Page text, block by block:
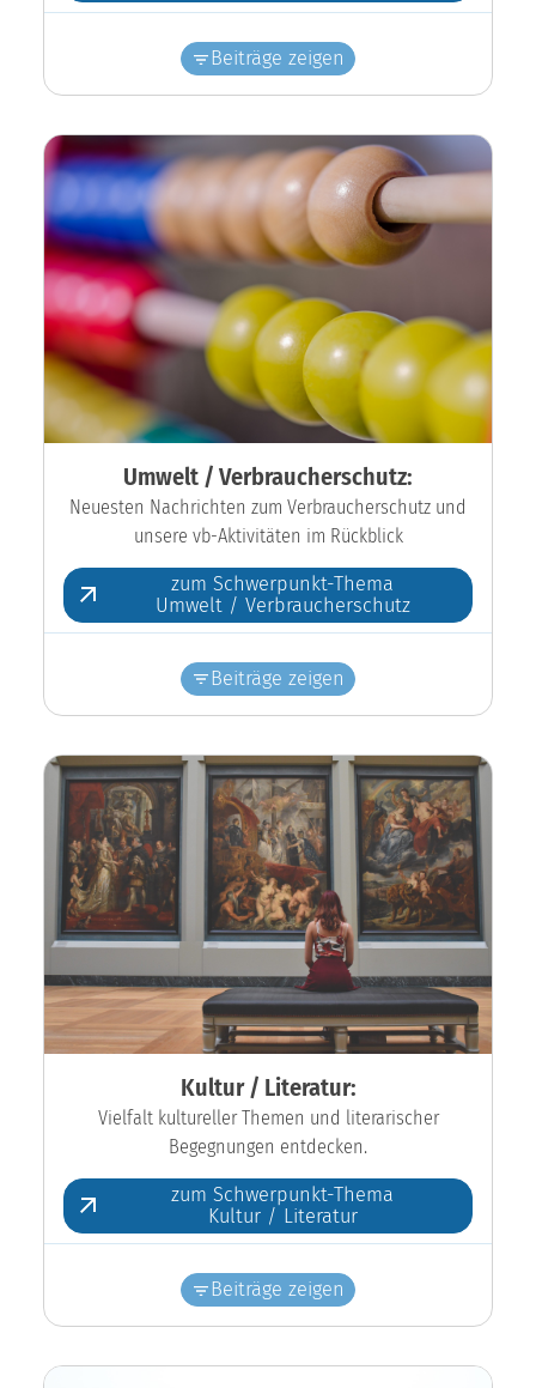
Beiträge zeigen
Umwelt / Verbraucherschutz:
Neuesten Nachrichten zum Verbraucherschutz und
unsere vb-Aktivitäten im Rückblick
zum Schwerpunkt-Thema
Umwelt / Verbraucherschutz
Beiträge zeigen
Kultur / Literatur:
Vielfalt kultureller Themen und literarischer
Begegnungen entdecken.
zum Schwerpunkt-Thema
Kultur / Literatur
Beiträge zeigen